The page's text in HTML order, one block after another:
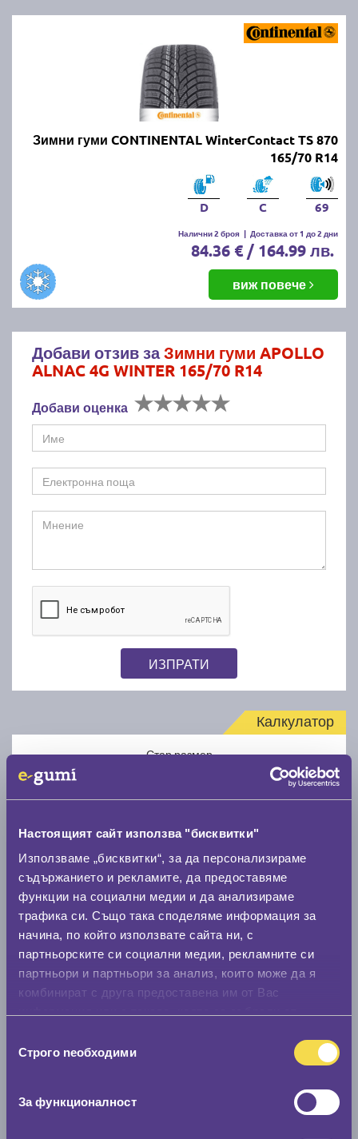
Настоящият сайт използва "бисквитки"
Използваме „бисквитки“, за да персонализираме
съдържанието и рекламите, да предоставяме
функции на социални медии и да анализираме
трафика си. Също така споделяме информация за
начина, по който използвате сайта ни, с
партньорските си социални медии, рекламните си
партньори и партньори за анализ, които може да я
комбинират с друга предоставена им от Вас
наСтрого nеобходими
За функционалност
Зимни гуми CONTINENTAL WinterContact TS 870
165/70 R14
D C 69
Налични 2 броя | Доставка от 1 до 2 дни
84.36 € / 164.99 лв.
виж повече
Добави отзив заЗимни гуми APOLLO
ALNAC 4G WINTER 165/70 R14
Добави оценка
ИЗПРАТИ
Калкулатор
Стар размер
Нов размер
Стар размер
Скоростомер при 100